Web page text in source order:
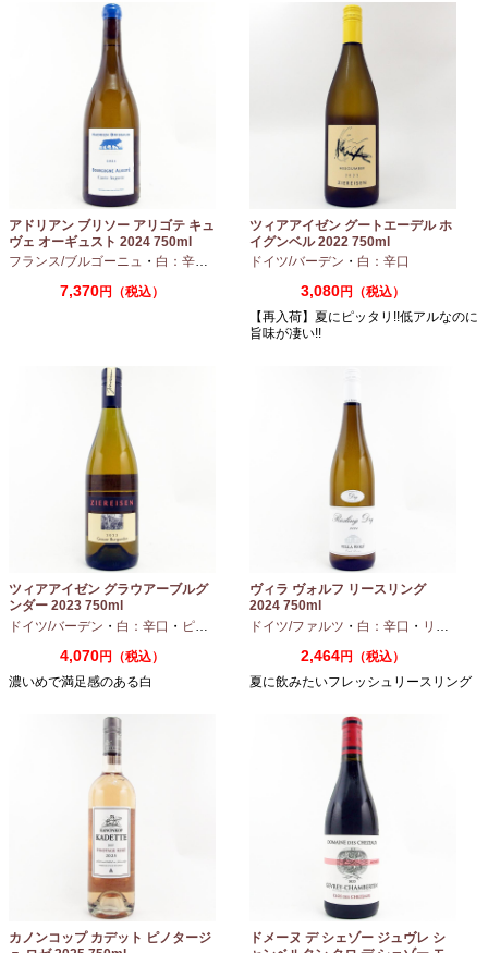
アドリアン ブリソー アリゴテ キュ
ヴェ オーギュスト 2024 750ml
フランス/ブルゴーニュ ・ 白：辛口 アリゴテ
7,370円（税込）
ツィアアイゼン グートエーデル ホ
イグンベル 2022 750ml
ドイツ/バーデン ・ 白：辛口
3,080円（税込）
【再入荷】夏にピッタリ!!低アルなのに
旨味が凄い!!
ツィアアイゼン グラウアーブルグ
ンダー 2023 750ml
ドイツ/バーデン ・ 白：辛口 ・ ピノグリ
4,070円（税込）
濃いめで満足感のある白
ヴィラ ヴォルフ リースリング
2024 750ml
ドイツ/ファルツ ・ 白：辛口 ・ リースリング
2,464円（税込）
夏に飲みたいフレッシュリースリング
カノンコップ カデット ピノタージ
ドメーヌ デ シェゾー ジュヴレ シ